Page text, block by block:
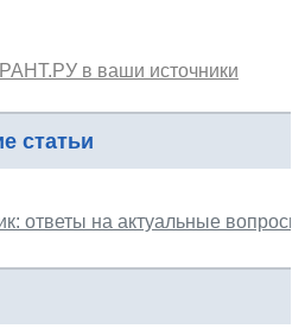
в ваши источники
статьи
ответы на актуальные вопросы